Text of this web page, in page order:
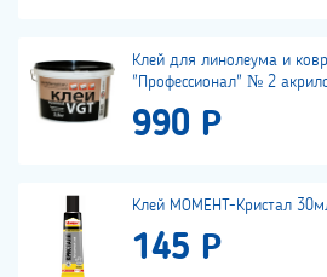
Клей для линолеума и
"Профессионал" № 2
990 Р
Клей МОМЕНТ-Кристал
145 Р